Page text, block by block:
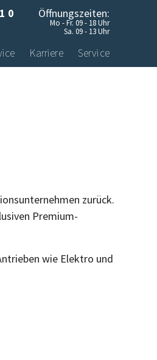
0 Öffnungszeiten:
Mo - Fr. 09 - 18 Uhr
Sa. 09 - 13 Uhr
Karriere Service
zurück.
Premium-
wie Elektro und